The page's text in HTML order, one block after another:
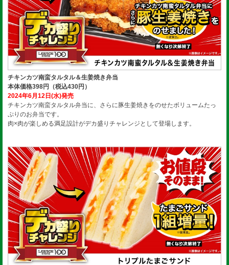
チキンカツ南蛮タルタル＆生姜焼き弁当
本体価格398円（税込430円）
2024年6月12日(水)発売
チキンカツ南蛮タルタル弁当に、さらに豚生姜焼きをのせたボリュームたっ
ぷりのお弁当です。
肉×肉が楽しめる満足設計がデカ盛りチャレンジとして登場します。